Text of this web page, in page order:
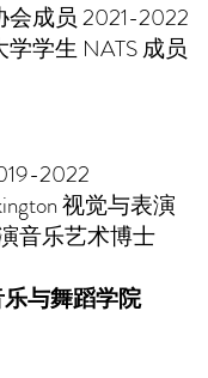
会成员2021-2022
学生 NATS 成员
2022
视觉与表演
音乐艺术博士
与舞蹈学院